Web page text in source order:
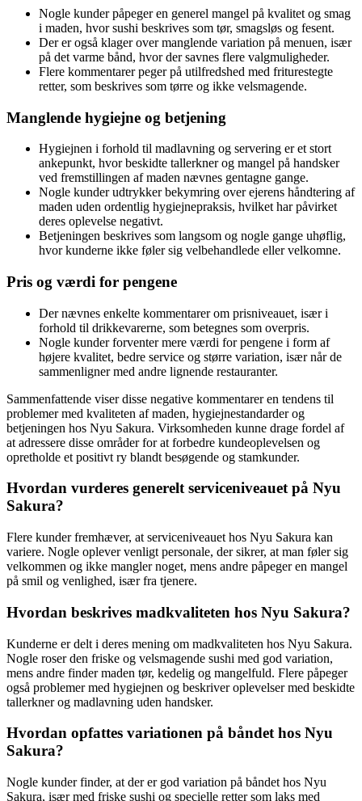
Nogle kunder påpeger en generel mangel på kvalitet og smag
i maden, hvor sushi beskrives som tør, smagsløs og fesent.
Der er også klager over manglende variation på menuen, især
på det varme bånd, hvor der savnes flere valgmuligheder.
Flere kommentarer peger på utilfredshed med friturestegte
retter, som beskrives som tørre og ikke velsmagende.
Manglende hygiejne og betjening
Hygiejnen i forhold til madlavning og servering er et stort
ankepunkt, hvor beskidte tallerkner og mangel på handsker
ved fremstillingen af maden nævnes gentagne gange.
Nogle kunder udtrykker bekymring over ejerens håndtering af
maden uden ordentlig hygiejnepraksis, hvilket har påvirket
deres oplevelse negativt.
Betjeningen beskrives som langsom og nogle gange uhøflig,
hvor kunderne ikke føler sig velbehandlede eller velkomne.
Pris og værdi for pengene
Der nævnes enkelte kommentarer om prisniveauet, især i
forhold til drikkevarerne, som betegnes som overpris.
Nogle kunder forventer mere værdi for pengene i form af
højere kvalitet, bedre service og større variation, især når de
sammenligner med andre lignende restauranter.
Sammenfattende viser disse negative kommentarer en tendens til
problemer med kvaliteten af maden, hygiejnestandarder og
betjeningen hos Nyu Sakura. Virksomheden kunne drage fordel af
at adressere disse områder for at forbedre kundeoplevelsen og
opretholde et positivt ry blandt besøgende og stamkunder.
Hvordan vurderes generelt serviceniveauet på Nyu
Sakura?
Flere kunder fremhæver, at serviceniveauet hos Nyu Sakura kan
variere. Nogle oplever venligt personale, der sikrer, at man føler sig
velkommen og ikke mangler noget, mens andre påpeger en mangel
på smil og venlighed, især fra tjenere.
Hvordan beskrives madkvaliteten hos Nyu Sakura?
Kunderne er delt i deres mening om madkvaliteten hos Nyu Sakura.
Nogle roser den friske og velsmagende sushi med god variation,
mens andre finder maden tør, kedelig og mangelfuld. Flere påpeger
også problemer med hygiejnen og beskriver oplevelser med beskidte
tallerkner og madlavning uden handsker.
Hvordan opfattes variationen på båndet hos Nyu
Sakura?
Nogle kunder finder, at der er god variation på båndet hos Nyu
Sakura, især med friske sushi og specielle retter som laks med